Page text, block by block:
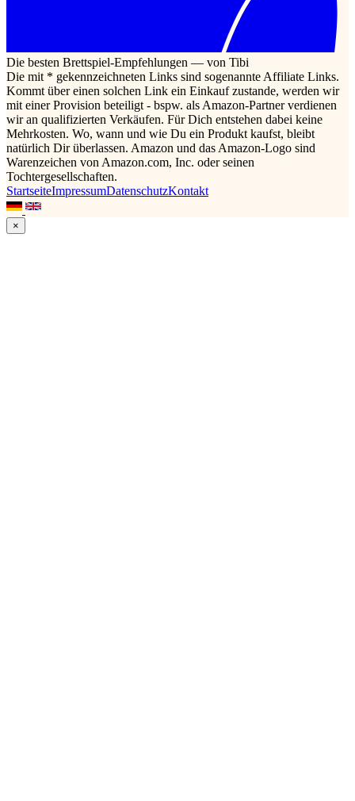
Die besten Brettspiel-Empfehlungen — von Tibi
Die mit * gekennzeichneten Links sind sogenannte Affiliate Links.
Kommt über einen solchen Link ein Einkauf zustande, werden wir
mit einer Provision beteiligt - bspw. als Amazon-Partner verdienen
wir an qualifizierten Verkäufen. Für Dich entstehen dabei keine
Mehrkosten. Wo, wann und wie Du ein Produkt kaufst, bleibt
natürlich Dir überlassen. Amazon und das Amazon-Logo sind
Warenzeichen von Amazon.com, Inc. oder seinen
Tochtergesellschaften.
StartseiteImpressumDatenschutzKontakt
×